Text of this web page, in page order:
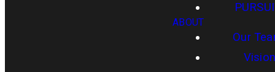
ABOUT
Our